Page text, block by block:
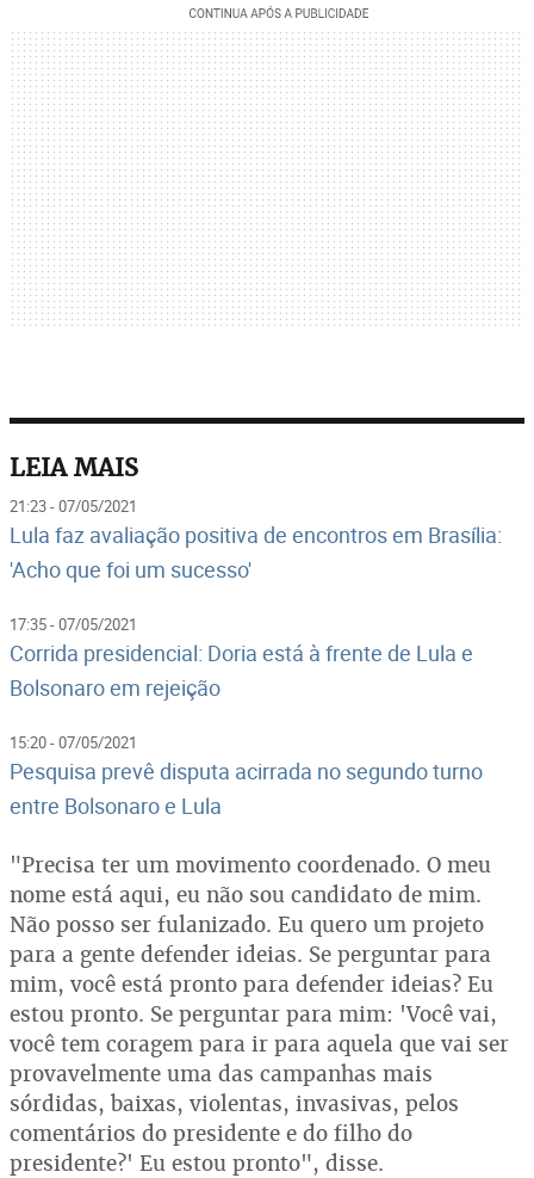
LEIA MAIS
21:23 - 07/05/2021
Lula faz avaliação positiva de encontros em Brasília:
'Acho que foi um sucesso'
17:35 - 07/05/2021
Corrida presidencial: Doria está à frente de Lula e
Bolsonaro em rejeição
15:20 - 07/05/2021
Pesquisa prevê disputa acirrada no segundo turno
entre Bolsonaro e Lula
"Precisa ter um movimento coordenado. O meu
nome está aqui, eu não sou candidato de mim.
Não posso ser fulanizado. Eu quero um projeto
para a gente defender ideias. Se perguntar para
mim, você está pronto para defender ideias? Eu
estou pronto. Se perguntar para mim: 'Você vai,
você tem coragem para ir para aquela que vai ser
provavelmente uma das campanhas mais
sórdidas, baixas, violentas, invasivas, pelos
comentários do presidente e do filho do
presidente?' Eu estou pronto", disse.